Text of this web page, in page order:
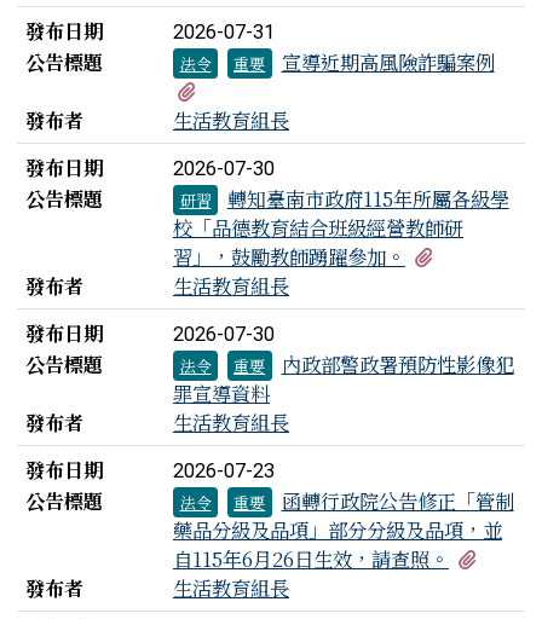
發布日期
2026-07-31
公告標題 法令 重要
宣導近期高風險詐騙案例
發布者
生活教育組長
發布日期
2026-07-30
公告標題 研習
轉知臺南市政府115年所屬各級學
校「品德教育結合班級經營教師研
習」，鼓勵教師踴躍參加。
發布者
生活教育組長
發布日期
2026-07-30
公告標題 法令 重要
內政部警政署預防性影像犯
罪宣導資料
發布者
生活教育組長
發布日期
2026-07-23
公告標題 法令 重要
函轉行政院公告修正「管制
藥品分級及品項」部分分級及品項，並
自115年6月26日生效，請查照。
發布者
生活教育組長